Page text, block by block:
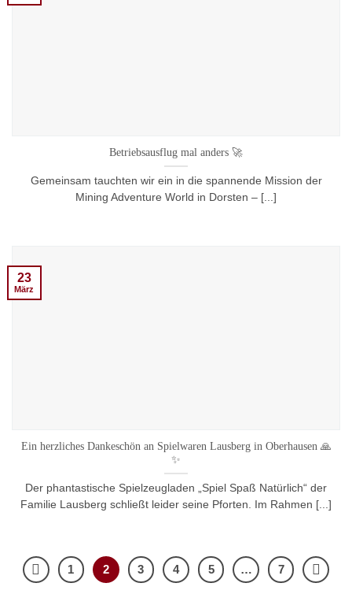
Betriebsausflug mal anders 🚀
Gemeinsam tauchten wir ein in die spannende Mission der
Mining Adventure World in Dorsten – [...]
Ein herzliches Dankeschön an Spielwaren Lausberg in Oberhausen 🙏
✨
Der phantastische Spielzeugladen „Spiel Spaß Natürlich“ der
Familie Lausberg schließt leider seine Pforten. Im Rahmen [...]
23
März
1 2 3 4 5 … 7